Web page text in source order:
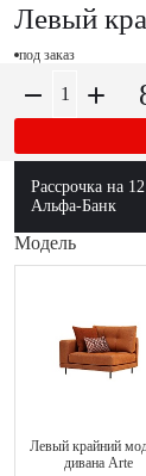
Левый
под заказ
Рассрочка на
Альфа-Банк
Модель
Левый крайний
дивана Arte